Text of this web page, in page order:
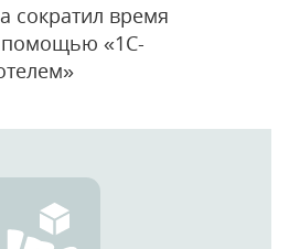
сократил время
помощью «1С-